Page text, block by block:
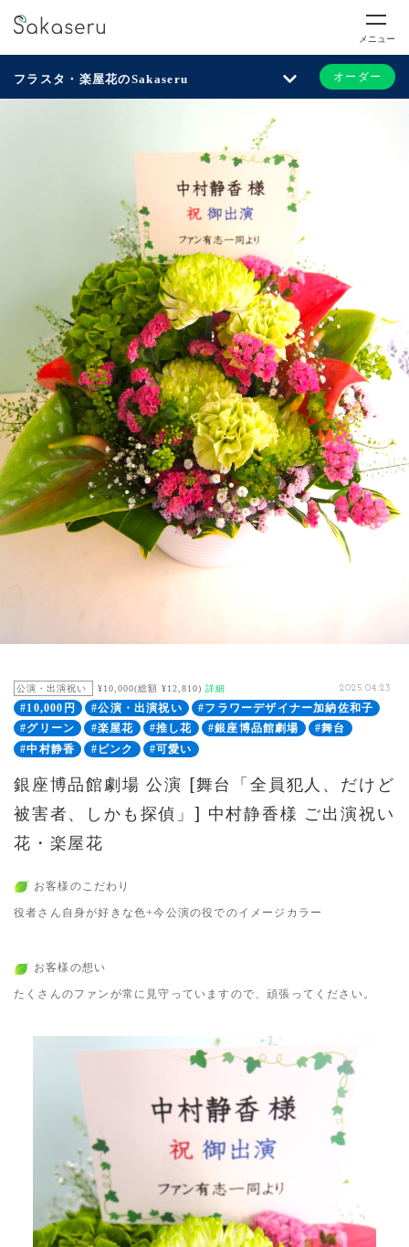
メニュー
フラスタ・楽屋花のSakaseru オーダー
公演・出演祝い ¥10,000(総額 ¥12,810) 詳細 2025.04.23
#10,000円 #公演・出演祝い
#フラワーデザイナー加納佐和子
#グリーン
#楽屋花 #推し花 #銀座博品館劇場
#舞台
#中村静香
#ピンク #可愛い
銀座博品館劇場 公演 [舞台「全員犯人、だけど
被害者、しかも探偵」] 中村静香様 ご出演祝い
花・楽屋花
お客様のこだわり
役者さん自身が好きな色+今公演の役でのイメージカラー
お客様の想い
たくさんのファンが常に見守っていますので、頑張ってください。